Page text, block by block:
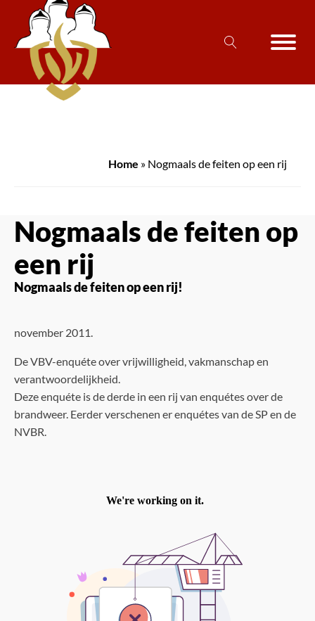
Home » Nogmaals de feiten op een rij
Nogmaals de feiten op
een rij
Nogmaals de feiten op een rij!
november 2011.
De VBV-enquéte over vrijwilligheid, vakmanschap en
verantwoordelijkheid.
Deze enquéte is de derde in een rij van enquétes over de
brandweer. Eerder verschenen er enquétes van de SP en de
NVBR.